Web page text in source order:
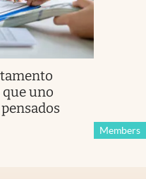
que uno
Members